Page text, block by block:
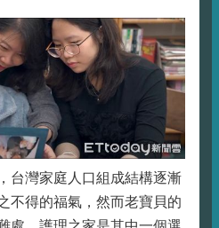
台灣家庭人口組成結構逐漸
不得的福氣，然而老寶貝的